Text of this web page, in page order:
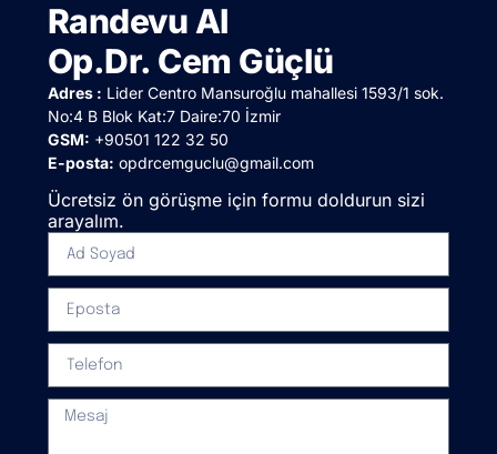
Randevu Al
Op.Dr. Cem Güçlü
Adres : Lider Centro Mansuroğlu mahallesi 1593/1 sok.
No:4 B Blok Kat:7 Daire:70 İzmir
GSM: +90501 122 32 50
E-posta: opdrcemguclu@gmail.com
Ücretsiz ön görüşme için formu doldurun sizi
arayalım.